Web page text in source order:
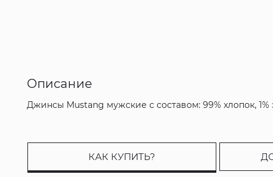
Описание
Джинсы Mustang мужские с составом: 99% хлопок, 1%
КАК КУПИТЬ?